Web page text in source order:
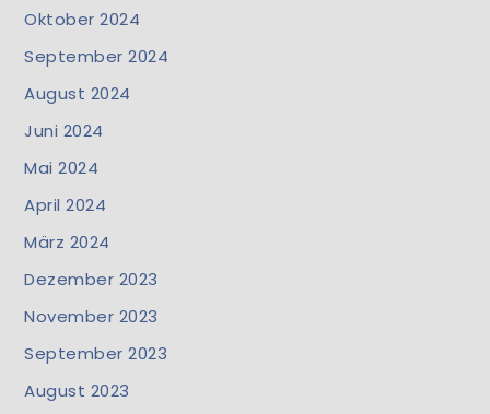
Oktober 2024
September 2024
August 2024
Juni 2024
Mai 2024
April 2024
März 2024
Dezember 2023
November 2023
September 2023
August 2023